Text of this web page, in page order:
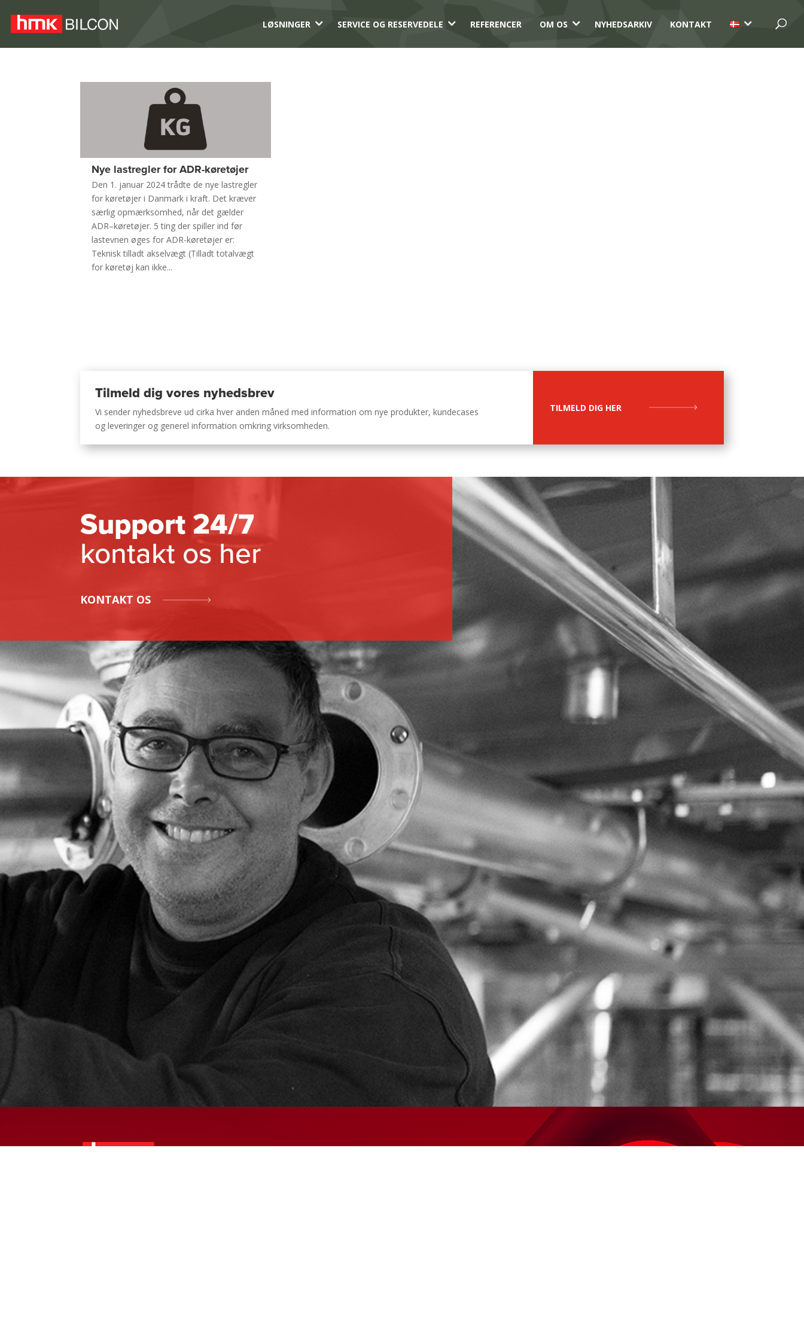
LØSNINGER 3 SERVICE OG RESERVEDELE 3 REFERENCER OM OS 3 NYHEDSARKIV KONTAKT 3
Nye lastregler for ADR-køretøjer
Den 1. januar 2024 trådte de nye lastregler
for køretøjer i Danmark i kraft. Det kræver
særlig opmærksomhed, når det gælder
ADR–køretøjer. 5 ting der spiller ind før
lastevnen øges for ADR-køretøjer er:
Teknisk tilladt akselvægt (Tilladt totalvægt
for køretøj kan ikke...
Tilmeld dig vores nyhedsbrev
Vi sender nyhedsbreve ud cirka hver anden måned med information om nye produkter, kundecases
og leveringer og generel information omkring virksomheden.
TILMELD DIG HER
Support 24/7
kontakt os her
KONTAKT OS